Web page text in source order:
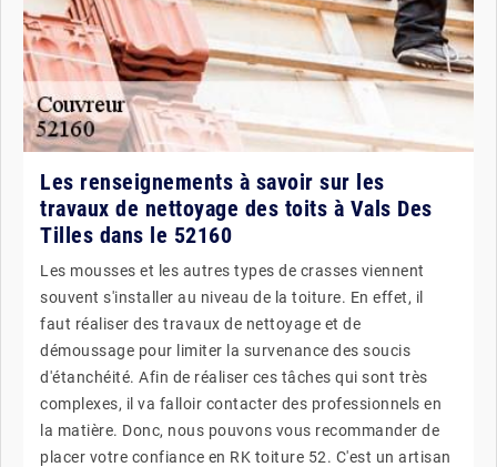
Les renseignements à savoir sur les
travaux de nettoyage des toits à Vals Des
Tilles dans le 52160
Les mousses et les autres types de crasses viennent
souvent s'installer au niveau de la toiture. En effet, il
faut réaliser des travaux de nettoyage et de
démoussage pour limiter la survenance des soucis
d'étanchéité. Afin de réaliser ces tâches qui sont très
complexes, il va falloir contacter des professionnels en
la matière. Donc, nous pouvons vous recommander de
placer votre confiance en RK toiture 52. C'est un artisan